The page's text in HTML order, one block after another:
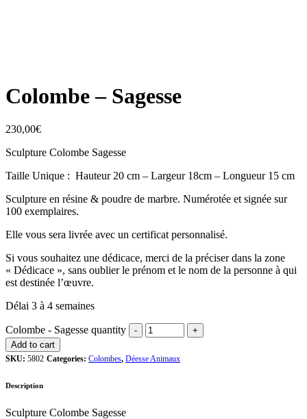
Colombe – Sagesse
230,00€
Sculpture Colombe Sagesse
Taille Unique : Hauteur 20 cm – Largeur 18cm – Longueur 15 cm
Sculpture en résine & poudre de marbre. Numérotée et signée sur
100 exemplaires.
Elle vous sera livrée avec un certificat personnalisé.
Si vous souhaitez une dédicace, merci de la préciser dans la zone
« Dédicace », sans oublier le prénom et le nom de la personne à qui
est destinée l’œuvre.
Délai 3 à 4 semaines
Colombe - Sagesse quantity
Add to cart
SKU: 5802 Categories: Colombes, Déesse Animaux
Description
Sculpture Colombe Sagesse